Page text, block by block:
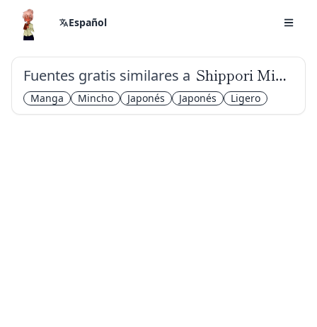
Español
Fuentes gratis similares a Shippori Mincho B1
Manga Mincho Japonés Japonés Ligero